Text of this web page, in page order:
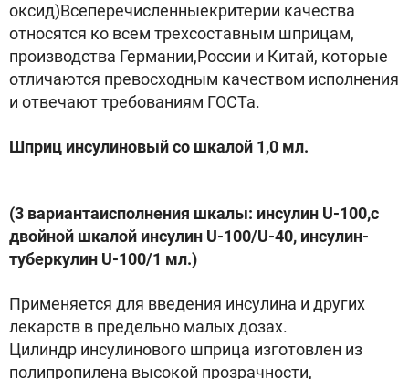
оксид)Всеперечисленныекритерии качества
относятся ко всем трехсоставным шприцам,
производства Германии,России и Китай, которые
отличаются превосходным качеством исполнения
и отвечают требованиям ГОСТа.
Шприц инсулиновый со шкалой 1,0 мл.
(3 вариантаисполнения шкалы: инсулин U-100,с
двойной шкалой инсулин U-100/U-40, инсулин-
туберкулин U-100/1 мл.)
Применяется для введения инсулина и других
лекарств в предельно малых дозах.
Цилиндр инсулинового шприца изготовлен из
полипропилена высокой прозрачности,